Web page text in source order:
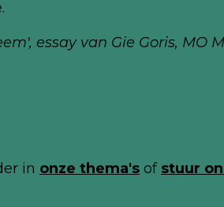
, essay van Gie Goris, MO
in onze thema's of stuur